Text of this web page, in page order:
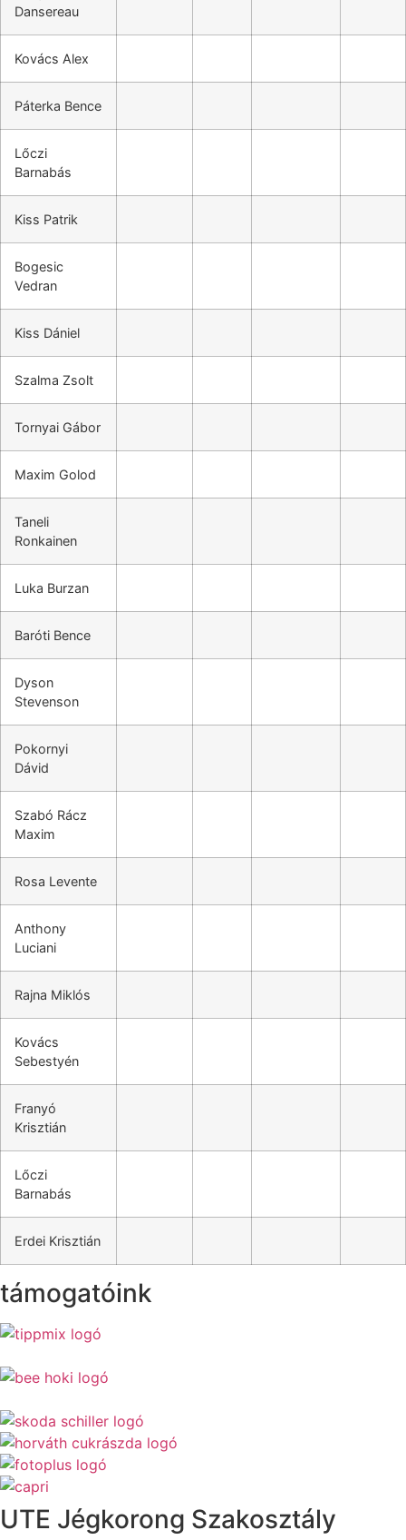
Dansereau
Kovács Alex
Páterka Bence
Lőczi
Barnabás
Kiss Patrik
Bogesic
Vedran
Kiss Dániel
Szalma Zsolt
Tornyai Gábor
Maxim Golod
Taneli
Ronkainen
Luka Burzan
Baróti Bence
Dyson
Stevenson
Pokornyi
Dávid
Szabó Rácz
Maxim
Rosa Levente
Anthony
Luciani
Rajna Miklós
Kovács
Sebestyén
Franyó
Krisztián
Lőczi
Barnabás
Erdei Krisztián
támogatóink
UTE Jégkorong Szakosztály